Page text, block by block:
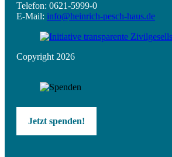
Telefon: 0621-5999-0
E-Mail: info@heinrich-pesch-haus.de
Copyright 2026
Jetzt spenden!